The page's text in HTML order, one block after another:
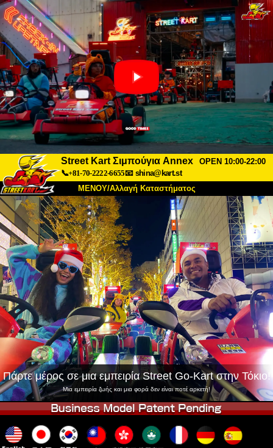
Street Kart Σιμπούγια Annex
OPEN 10:00-22:00
📞+81-70-2222-6655📧 shina@kart.st
ΜΕΝΟΥ/Αλλαγή Καταστήματος
Σχετικά Προδιαγραφές Τιμές
Πρόσβαση Αναφορές Συχνές Ερωτήσεις
Εταιρεία Κράτηση
Αλλαγή Καταστήματος
Τόκιο Σινάγαουα #1 Τόκιο Ακίχαμπαρα #1
Τόκιο Ακίχαμπαρα #2 Τόκιο Σιμπούγια
Τόκιο Σιμπούγια Annex Τόκιο Κόλπος
Τόκιο Ασακούσα Οσάκα
Οκινάουα
Πάρτε μέρος σε μια εμπειρία Street Go-Kart στην Τόκιο!
Μια εμπειρία ζωής και μια φορά δεν είναι ποτέ αρκετή!